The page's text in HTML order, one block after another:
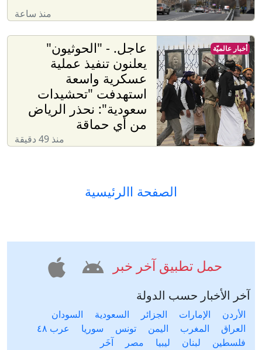
منذ ساعة
عاجل. - "الحوثيون"
يعلنون تنفيذ عملية
عسكرية واسعة
استهدفت "تحشيدات
سعودية": نحذر الرياض
من أي حماقة
منذ 49 دقيقة
أخبار عالميّة
الصفحة االرئيسية
حمل تطبيق آخر خبر
آخر الأخبار حسب الدولة
الأردن الإمارات الجزائر السعودية
السودان
العراق
المغرب اليمن تونس سوريا
عرب ٤٨
فلسطين
لبنان ليبيا مصر آخَر